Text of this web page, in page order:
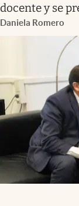
docente y se
Daniela Romero